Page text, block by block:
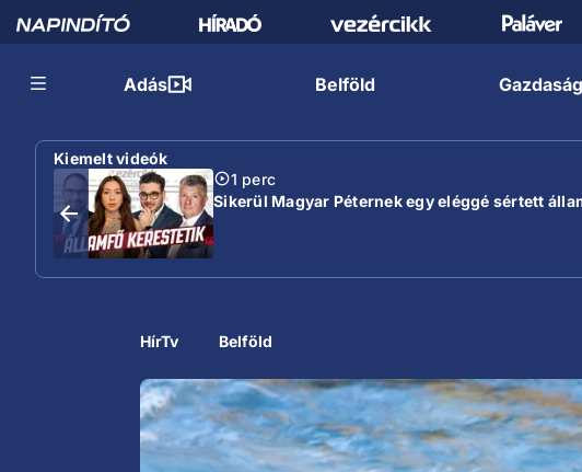
Adás Belföld Gazdaság
Kiemelt videók
1 perc
Sikerül Magyar Péternek egy eléggé sértett
HírTv Belföld